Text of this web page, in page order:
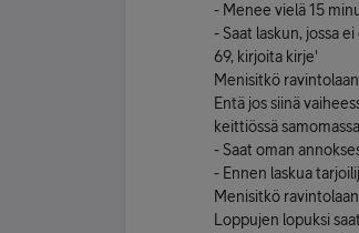
- Menee vielä 15
- Saat laskun, jossa
69, kirjoita kirje'
Menisitkö
Entä jos siinä
keittiössä
- Saat oman
- Ennen laskua
Menisitkö
Loppujen lopuksi